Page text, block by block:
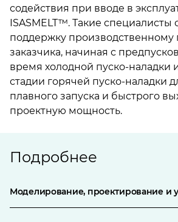
содействия при вводе в
ISASMELT™. Такие специалисты
поддержку производственному
заказчика, начиная с
время холодной пуско-наладки
стадии горячей пуско-наладки
плавного запуска и быстрого
проектную мощность.
Подробнее